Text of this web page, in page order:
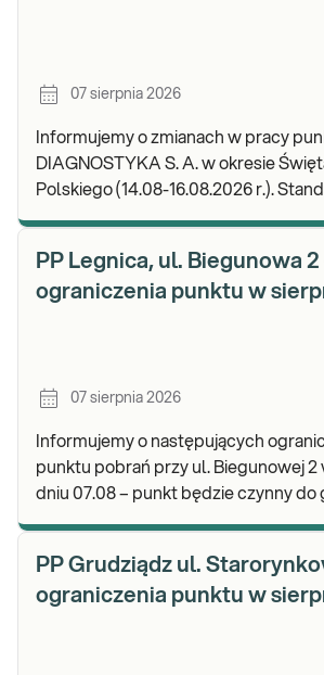
07 sierpnia 2026
Informujemy o zmianach w pracy
DIAGNOSTYKA S. A. w okresie
Polskiego (14.08-16.08.2026 r.). Standardowe godziny
PP Legnica, ul. Biegunowa 2
ograniczenia punktu w
07 sierpnia 2026
Informujemy o następujących
punktu pobrań przy ul. Biegunowej 2
dniu 07.08 – punkt będzie czynny do
PP Grudziądz ul.
ograniczenia punktu w